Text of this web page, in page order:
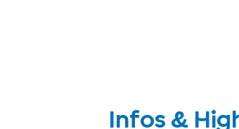
Infos &